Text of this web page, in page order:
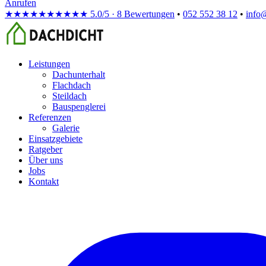
Anrufen
★★★★★★★★★★ 5.0/5 · 8 Bewertungen • 052 552 38 12 •
Leistungen
Dachunterhalt
Flachdach
Steildach
Bauspenglerei
Referenzen
Galerie
Einsatzgebiete
Ratgeber
Über uns
Jobs
Kontakt